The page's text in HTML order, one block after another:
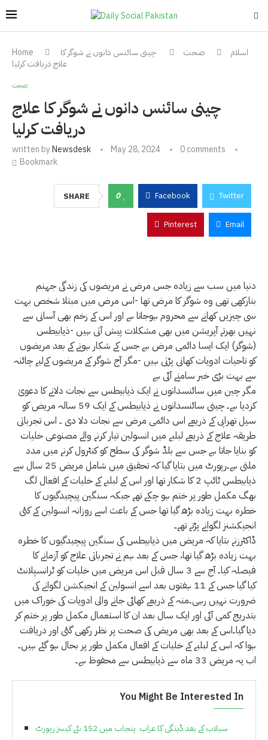
Home اسلام صحت
چینی سائنس دانوں نے شوگر کا
علاج دریافت کرلیا
صحت
چینی سائنس دانوں نے شوگر کا علاج
دریافت کرلیا
written byNewsdesk May 28, 2024
0 comments
Bookmark
SHARE 0 Facebook Twitter
Pinterest Email
دنیا میں سب سے زیادہ جس مرض نے مریضوں کی زندگی جہنم
بنارکھی تھی وہ شوگر کا مرض تھا -اس مرض میں مبتلا شخص بہت
سی چیزیں کھانے سے محروم ہوجاتا ہے اور اس کے زخم بھی آسانی سے
نہیں بھرتے آپریشن میں بھی مشکلات پیش آتی ہیں -ذیابیطس
(شوگر) ایک ایسا دائمی مرض ہے جس کے شکار ہونے کے بعد مریضوں
کو تاحیات ادویات کھانی پڑتی ہیں -مگر آج شوگر کے مریضوں کےلیے چائنہ
سے بہت بڑی خبر سامنے آئی ہے
مگر چین میں سائنسدانوں نے ایک ذیابیطس سے نجات دلانے کا دعویٰ
کردیا ہے۔ چینی سائنسدانوں نے ذیابیطس کے ایک 59 سالہ مریض کو
سیل تھراپی کے ذریعے اس دائمی مرض سے نجات دلا دی ۔ اس تجرباتی
طریقہ علاج کے ذریعے لبلبے میں انسولین تیار کرنے والے مصنوعی خلیات
کو بنایا جاتا ہے جس سے بلڈ شوگر کی سطح کو کنٹرول کرنے میں مدد
ملتی ہے۔رپورٹ میں بتایا گیا کہ تحقیق میں شامل مریض 25 سال سے
ذیابیطس ٹائپ 2 کا شکار تھا اور اس کے لبلبے کے خلیات کے افعال لگ
بھگ مکمل طور پر ختم ہو چکے تھے جبکہ سنگین پیچیدگیوں کا
خطرہ بہت زیادہ بڑھ گیا تھا جس کے باعث اسے روزانہ انسولین کے کئی
انجیکشنز لگوانے پڑتے تھے۔
ڈاکٹرزنے بتایا کہ مریض میں ذیابیطس کی سنگین پیچیدگیوں کا خطرہ
بہت زیادہ بڑھ گیا تھا، جس کے بعد ہم نے تجرباتی علاج کو آزمانے کا
فیصلہ کیا۔ آج سے 3 سال قبل اس مریض میں خلیات کو ٹرانسپلانٹ
کیا گیا جس کے 11 ہفتوں بعد اسے انسولین کے انجیکشن لگوانے کی
ضرورت نہیں رہی۔منہ کے ذریعے کھائی جانے والی ادویات کی خوراک میں
بتدریج کمی آئی اور ایک سال بعد ان کا استعمال مکمل طور پر ختم کر
دیا گیا۔اس کے بعد بھی مریض کی صحت پر نظر رکھی گئی اور دریافت
ہوا کہ اس کے لبلبے کے خلیات کے افعال مکمل طور پر بحال ہو گئے ہیں۔
اب یہ مریض 33 ماہ سے ذیابیطس سے محفوظ ہے۔
You Might Be Interested In
سیلاب کے بعد ڈینگی کا عزاب ‌‌ پنجاب میں 152 نئے کیسز رپورٹ